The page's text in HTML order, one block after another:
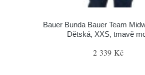
Bauer Bunda Bauer Team
Dětská, XXS, tmavě
2 339 Kč